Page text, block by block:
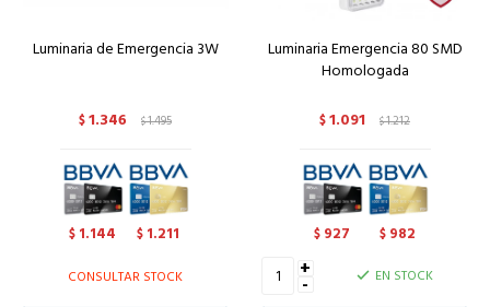
Luminaria de Emergencia 3W
$1.346 $1.495
$ 1.144 $ 1.211
CONSULTAR STOCK
Luminaria Emergencia 80 SMD
Homologada
$1.091 $1.212
$ 927 $ 982
+
- EN STOCK